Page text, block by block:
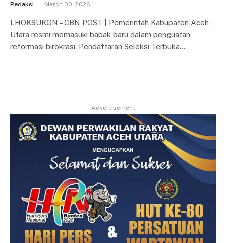
Redaksi March 30, 2026
LHOKSUKON – CBN POST | Pemerintah Kabupaten Aceh
Utara resmi memasuki babak baru dalam penguatan
reformasi birokrasi. Pendaftaran Seleksi Terbuka…
Advertisement